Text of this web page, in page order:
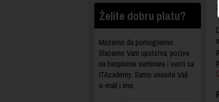
Želite dobru platu?
Možemo da pomognemo.
Slaćemo Vam uputstva, pozive
na besplatne seminare i vesti sa
ITAcademy. Samo unesite Vaš
e-mail i ime.